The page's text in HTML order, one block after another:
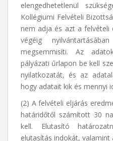
elengedhetetlenül
Kollégiumi Felvételi
nem adja és azt a
végéig
megsemmisíti. Az
pályázati űrlapon be kell
nyilatkozatát, és az
hogy adatait kik és mennyi
(2) A felvételi eljárás
határidőtől számított 30
kell. Elutasító
elutasítás indokát,